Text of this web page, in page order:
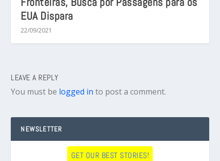
EUA Dispara
22/09/2021
LEAVE A REPLY
You must be logged in to post a comment.
NEWSLETTER
GET OUR BEST STORIES!